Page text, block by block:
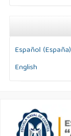
Español (España)
English